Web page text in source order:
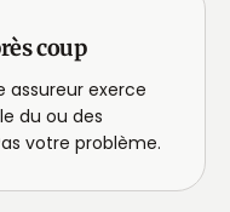
coup
assureur exerce
du ou des
votre problème.